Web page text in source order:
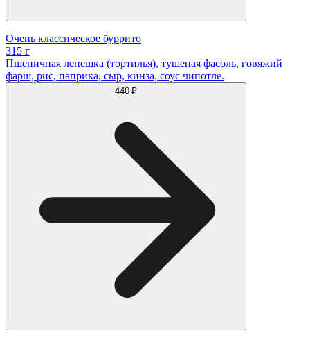
Очень классическое буррито
315 г
Пшеничная лепешка (тортилья), тушеная фасоль, говяжий
фарш, рис, паприка, сыр, кинза, соус чипотле.
440 ₽